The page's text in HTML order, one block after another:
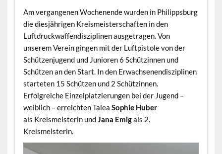
Am vergangenen Wochenende wurden in Philippsburg
die diesjährigen Kreismeisterschaften in den
Luftdruckwaffendisziplinen ausgetragen. Von
unserem Verein gingen mit der Luftpistole von der
Schützenjugend und Junioren 6 Schützinnen und
Schützen an den Start. In den Erwachsenendisziplinen
starteten 15 Schützen und 2 Schützinnen.
Erfolgreiche Einzelplatzierungen bei der Jugend –
weiblich – erreichten Talea Sophie Huber
als Kreismeisterin undJana Emigals 2.
Kreismeisterin.